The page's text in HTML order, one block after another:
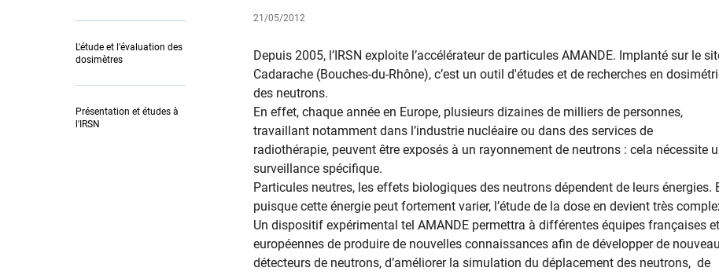
L'étude et l'évaluation des
dosimètres
Présentation et études à
l'IRSN
21/05/2012
Depuis 2005, l’IRSN exploite l’accélérateur de particules AMANDE. Implanté sur le
Cadarache (Bouches-du-Rhône), c’est un outil d'études et de recherches en
des neutrons.
En effet, chaque année en Europe, plusieurs dizaines de milliers de personnes,
travaillant notamment dans l’industrie nucléaire ou dans des services de
radiothérapie, peuvent être exposés à un rayonnement de neutrons : cela nécessite
surveillance spécifique.
Particules neutres, les effets biologiques des neutrons dépendent de leurs énergies.
puisque cette énergie peut fortement varier, l’étude de la dose en devient très
Un dispositif expérimental tel AMANDE permettra à différentes équipes françaises et
européennes de produire de nouvelles connaissances afin de développer de
détecteurs de neutrons, d’améliorer la simulation du déplacement des neutrons, de